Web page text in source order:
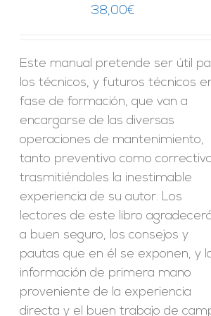
38,00€
Este manual pretende ser útil
los técnicos, y futuros técnicos
fase de formación, que van a
encargarse de las diversas
operaciones de mantenimiento,
tanto preventivo como
trasmitiéndoles la inestimable
experiencia de su autor. Los
lectores de este libro
a buen seguro, los consejos y
pautas que en él se exponen, y
información de primera mano
proveniente de la experiencia
directa y el buen trabajo de